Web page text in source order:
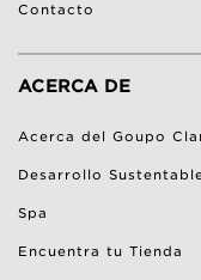
Contacto
ACERCA DE
Acerca del Goupo
Desarrollo
Spa
Encuentra tu Tienda